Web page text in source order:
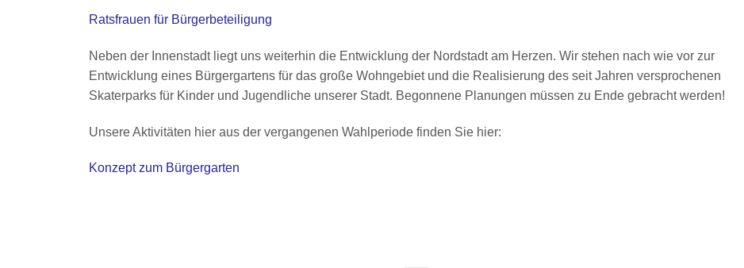
Ratsfrauen für Bürgerbeteiligung
Neben der Innenstadt liegt uns weiterhin die Entwicklung der Nordstadt am Herzen. Wir stehen nach wie vor zur
Entwicklung eines Bürgergartens für das große Wohngebiet und die Realisierung des seit Jahren versprochenen
Skaterparks für Kinder und Jugendliche unserer Stadt. Begonnene Planungen müssen zu Ende gebracht werden!
Unsere Aktivitäten hier aus der vergangenen Wahlperiode finden Sie hier:
Konzept zum Bürgergarten